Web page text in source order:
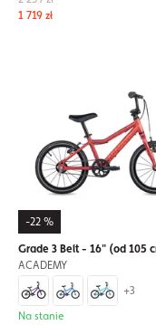
1 719 zł
-22 %
Grade 3 Belt - 16" (od 105
ACADEMY
+3
Na stanie